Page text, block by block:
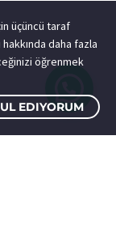
üçüncü taraf
daha fazla
öğrenmek
EDIYORUM